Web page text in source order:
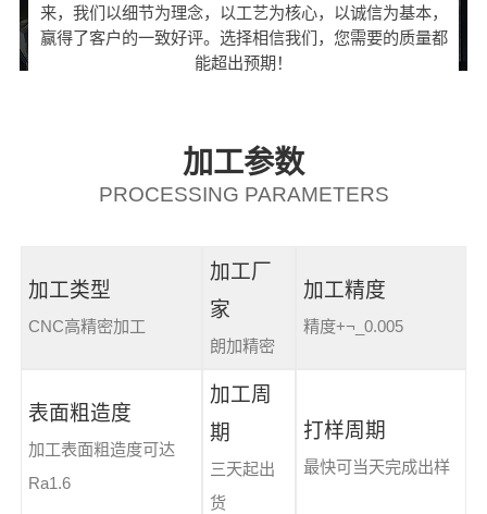
来，我们以细节为理念，以工艺为核心，以诚信为基本，
赢得了客户的一致好评。选择相信我们，您需要的质量都
能超出预期！
加工参数
PROCESSING PARAMETERS
加工类型
CNC高精密加工
加工厂
家
朗加精密
加工精度
精度+¬_0.005
表面粗造度
加工表面粗造度可达
Ra1.6
加工周
期
三天起出
货
打样周期
最快可当天完成出样